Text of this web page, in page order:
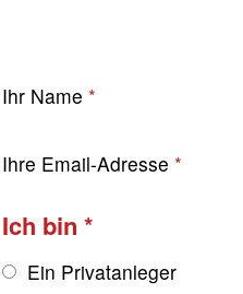
Ihr Name
Ihre Email-Adresse
Ich bin
Ein Privatanleger